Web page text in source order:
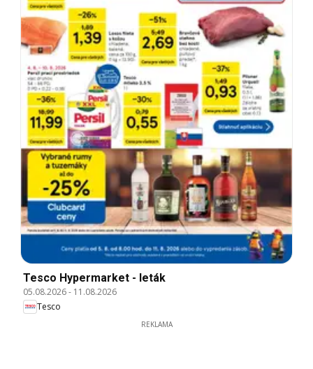
Tesco Hypermarket - leták
05.08.2026- 11.08.2026
Tesco
REKLAMA